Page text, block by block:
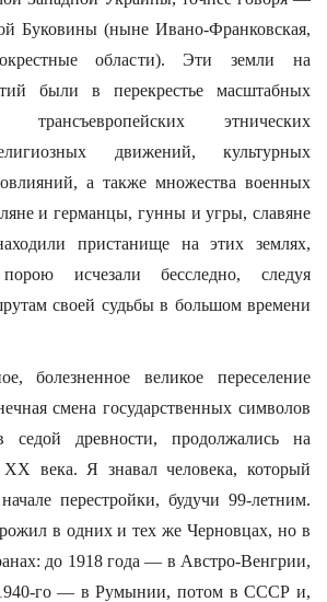
Буковины (ныне Ивано-Франковская,
области). Эти земли на
были в перекрестье масштабных
этнических
движений, культурных
а также множества военных
и германцы, гунны и угры, славяне
пристанище на этих землях,
исчезали бесследно, следуя
своей судьбы в большом времени
болезненное великое переселение
смена государственных символов
седой древности, продолжались на
века. Я знавал человека, который
перестройки, будучи 99-летним.
в одних и тех же Черновцах, но в
до 1918 года — в Австро-Венгрии,
го — в Румынии, потом в СССР и,